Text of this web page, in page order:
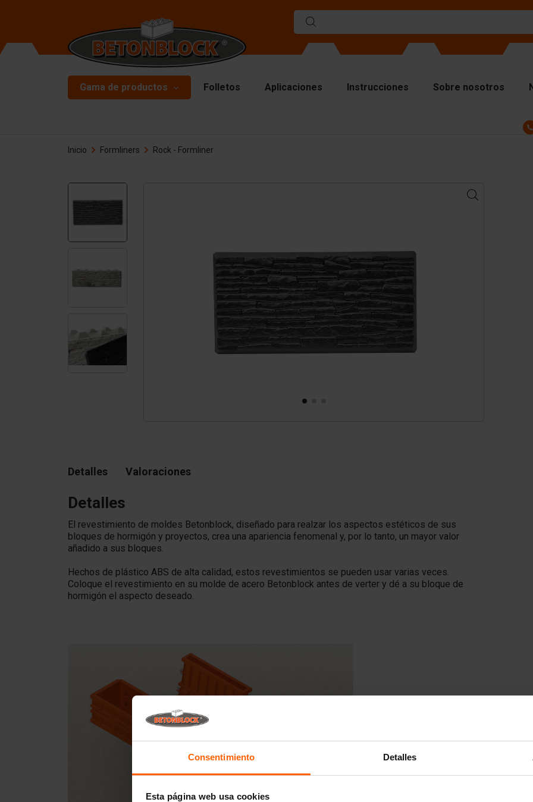
Consentimiento Detalles
Esta página web usa cookies
Gama de productos
Paquete de inicio
Formliners
Tetrapodos
Piezas de repuesto
Folletos Aplicaciones Instrucciones Sobre nosotros
Inicio Formliners Rock - Formliner
Detalles Valoraciones
Detalles
El revestimiento de moldes Betonblock, diseñado para realzar los aspectos estéticos de sus
bloques de hormigón y proyectos, crea una apariencia fenomenal y, por lo tanto, un mayor valor
añadido a sus bloques.
Hechos de plástico ABS de alta calidad, estos revestimientos se pueden usar varias veces.
Coloque el revestimiento en su molde de acero Betonblock antes de verter y dé a su bloque de
hormigón el aspecto deseado.